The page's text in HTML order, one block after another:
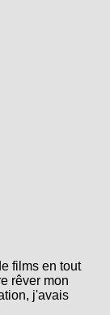
films en tout
rêver mon
j'avais